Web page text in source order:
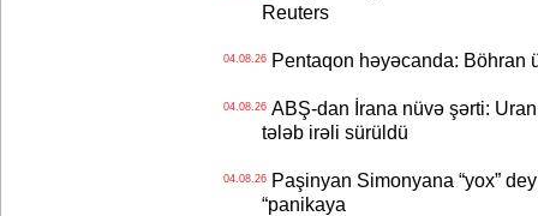
Reuters
04.08.26Pentaqon həyəcanda: Böhran
04.08.26ABŞ-dan İrana nüvə şərti: Uran
tələb irəli sürüldü
04.08.26Paşinyan Simonyana “yox”
“panikaya